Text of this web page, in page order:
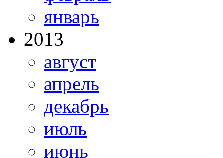
январь
2013
август
апрель
декабрь
июль
июнь